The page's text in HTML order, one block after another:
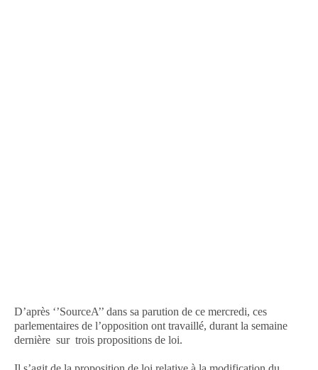
D’après ‘’SourceA’’ dans sa parution de ce mercredi, ces
parlementaires de l’opposition ont travaillé, durant la semaine
dernière sur trois propositions de loi.